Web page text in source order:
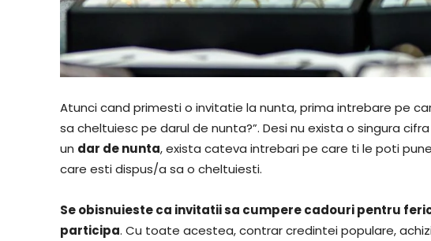
Atunci cand primesti o invitatie la nunta, prima intrebare pe
sa cheltuiesc pe darul de nunta?”. Desi nu exista o singura
un dar de nunta, exista cateva intrebari pe care ti le poti
care esti dispus/a sa o cheltuiesti.
Se obisnuieste ca invitatii sa cumpere cadouri pentru
participa. Cu toate acestea, contrar credintei populare,